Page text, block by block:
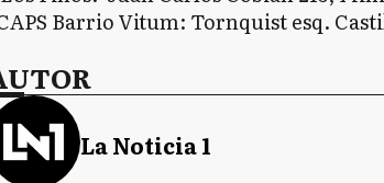
Barrio Vitum: Tornquist esq.
La Noticia 1